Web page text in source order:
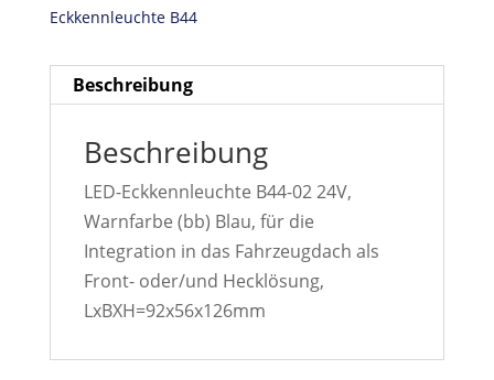
Eckkennleuchte B44
Beschreibung
Beschreibung
LED-Eckkennleuchte B44-02 24V,
Warnfarbe (bb) Blau, für die
Integration in das Fahrzeugdach als
Front- oder/und Hecklösung,
LxBXH=92x56x126mm